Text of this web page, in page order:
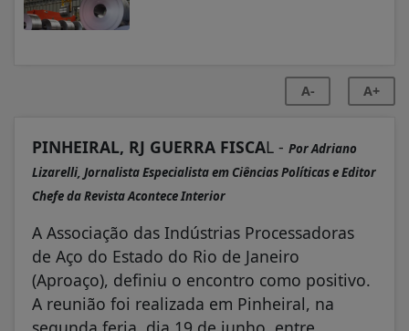
A- A+
PINHEIRAL, RJ GUERRA FISCAL - Por Adriano
Lizarelli, Jornalista Especialista em Ciências Políticas e Editor
Chefe da Revista Acontece Interior
A Associação das Indústrias Processadoras
de Aço do Estado do Rio de Janeiro
(Aproaço), definiu o encontro como positivo.
A reunião foi realizada em Pinheiral, na